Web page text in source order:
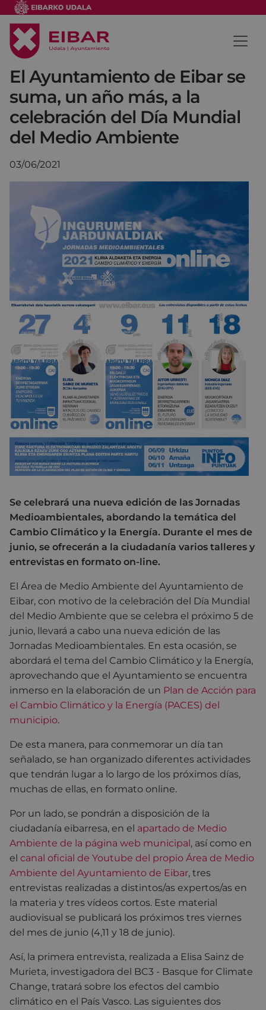
El Ayuntamiento de Eibar se
suma, un año más, a la
celebración del Día Mundial
del Medio Ambiente
03/06/2021
Se celebrará una nueva edición de las Jornadas
Medioambientales, abordando la temática del
Cambio Climático y la Energía. Durante el mes de
junio, se ofrecerán a la ciudadanía varios talleres y
entrevistas en formato on-line.
El Área de Medio Ambiente del Ayuntamiento de
Eibar, con motivo de la celebración del Día Mundial
del Medio Ambiente que se celebra el próximo 5 de
junio, llevará a cabo una nueva edición de las
Jornadas Medioambientales. En esta ocasión, se
abordará el tema del Cambio Climático y la Energía,
aprovechando que el Ayuntamiento se encuentra
inmerso en la elaboración de un Plan de Acción para
el Cambio Climático y la Energía (PACES) del
municipio.
De esta manera, para conmemorar un día tan
señalado, se han organizado diferentes actividades
que tendrán lugar a lo largo de los próximos días,
muchas de ellas, en formato online.
Por un lado, se pondrán a disposición de la
ciudadanía eibarresa, en el apartado de Medio
Ambiente de la página web municipal , así como en
el canal oficial de Youtube del propio Área de Medio
Ambiente del Ayuntamiento de Eibar, tres
entrevistas realizadas a distintos/as expertos/as en
la materia y tres vídeos cortos. Este material
audiovisual se publicará los próximos tres viernes
del mes de junio (4,11 y 18 de junio).
Así, la primera entrevista, realizada a Elisa Sainz de
Murieta, investigadora del BC3 - Basque for Climate
Change, tratará sobre los efectos del cambio
climático en el País Vasco. Las siguientes dos